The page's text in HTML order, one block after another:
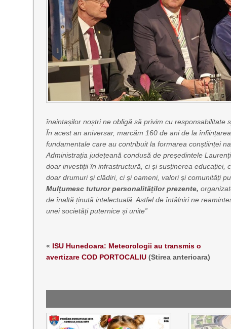
înaintașilor noștri ne obligă să privim cu responsabilitate
În acest an aniversar, marcăm 160 de ani de la
fundamentale care au contribuit la formarea conștiinței
Administrația județeană condusă de președintele
doar investiții în infrastructură, ci și susținerea educației,
doar drumuri și clădiri, ci și oameni, valori și comunități
Mulțumesc tuturor personalităților prezente,
de înaltă ținută intelectuală. Astfel de întâlniri ne
unei societăți puternice și unite”
« ISU Hunedoara: Meteorologii au transmis o
avertizare COD PORTOCALIU (Stirea anterioara)